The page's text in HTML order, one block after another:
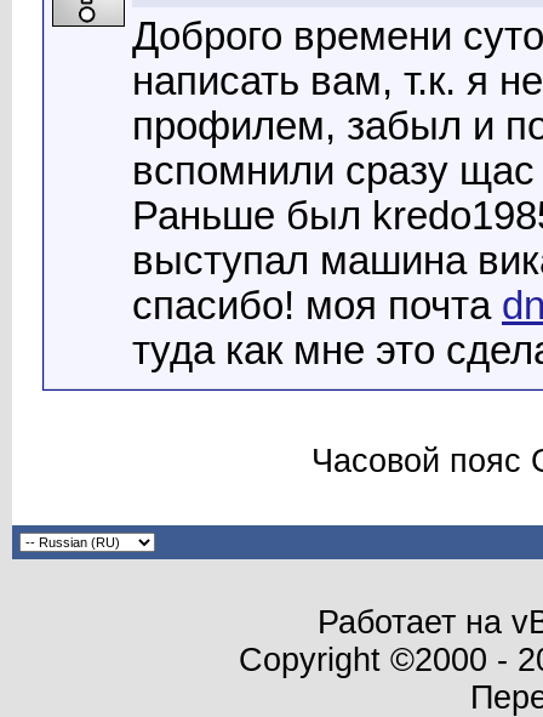
Доброго времени
написать вам, т.к. я
профилем, забыл и
вспомнили сразу
Раньше был
выступал машина
спасибо! моя почта
туда как мне это
Часовой пояс
Работает на
Copyright ©2000 -